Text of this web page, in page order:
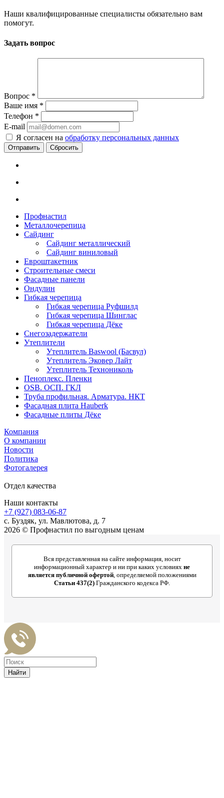
Наши квалифицированные специалисты обязательно вам
помогут.
Задать вопрос
Вопрос *
Ваше имя *
Телефон *
E-mail
Я согласен на обработку персональных данных
Сбросить
Профнастил
Металлочерепица
Сайдинг
Сайдинг металлический
Сайдинг виниловый
Евроштакетник
Строительные смеси
Фасадные панели
Ондулин
Гибкая черепица
Гибкая черепица Руфшилд
Гибкая черепица Шинглас
Гибкая черепица Дёке
Снегозадержатели
Утеплители
Утеплитель Baswool (Басвул)
Утеплитель Эковер Лайт
Утеплитель Технониколь
Пеноплекс. Пленки
OSB. ОСП. ГКЛ
Труба профильная. Арматура. НКТ
Фасадная плита Hauberk
Фасадные плиты Дёке
Компания
О компании
Новости
Политика
Фотогалерея
Отдел качества
Наши контакты
+7 (927) 083-06-87
c. Буздяк, ул. Мавлютова, д. 7
2026 © Профнастил по выгодным ценам
Вся представленная на сайте информация, носит
информационный характер и ни при каких условиях не
является публичной офертой, определяемой положениями
Статьи 437(2) Гражданского кодекса РФ.
Найти